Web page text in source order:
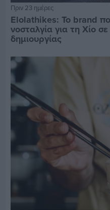
Πριν 23 ημέρες
Elolathikes: Το brand
νοσταλγία για τη Χίο
δημιουργίας